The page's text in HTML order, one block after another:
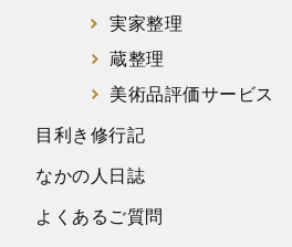
実家整理
蔵整理
美術品評価サービス
目利き修行記
なかの人日誌
よくあるご質問